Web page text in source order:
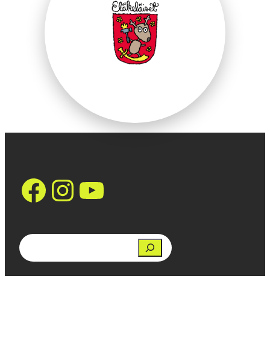
https://
Instagram
YouTube
Search